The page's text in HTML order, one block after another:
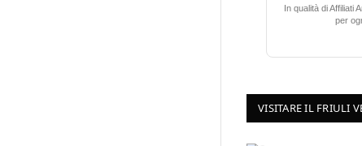
In qualità di Affiliati
per
VISITARE IL FRIULI